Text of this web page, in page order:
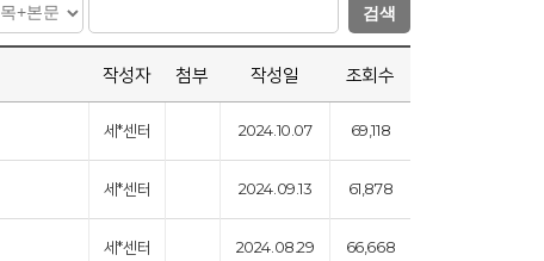
검색
작성자 첨부 작성일 조회수
세*센터 2024.10.07 69,118
세*센터 2024.09.13 61,878
세*센터 2024.08.29 66,668